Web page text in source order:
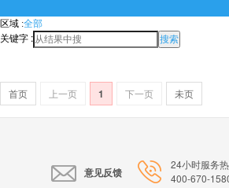
区域 :全部
关键字 : 搜索
首页 上一页 1 下一页 未页
意见反馈
24小时服务
400-670-